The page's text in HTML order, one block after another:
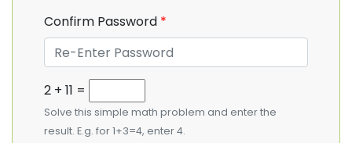
Confirm Password *
2 + 11 =
Solve this simple math problem and enter the
result. E.g. for 1+3=4, enter 4.